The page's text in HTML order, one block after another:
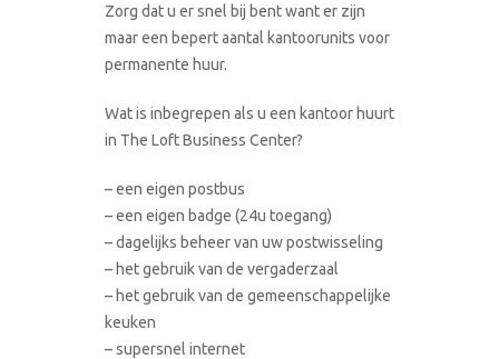
Zorg dat u er snel bij bent want er zijn
maar een bepert aantal kantoorunits voor
permanente huur.
Wat is inbegrepen als u een kantoor huurt
in The Loft Business Center?
– een eigen postbus
– een eigen badge (24u toegang)
– dagelijks beheer van uw postwisseling
– het gebruik van de vergaderzaal
– het gebruik van de gemeenschappelijke
keuken
– supersnel internet